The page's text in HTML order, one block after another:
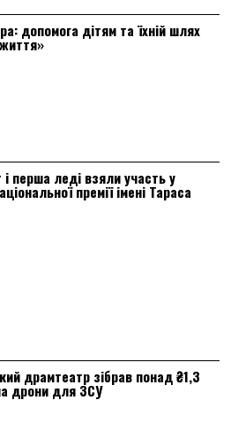
допомога дітям та їхній шлях
перша леді взяли участь у
премії імені Тараса
драмтеатр зібрав понад ₴1,3
дрони для ЗСУ